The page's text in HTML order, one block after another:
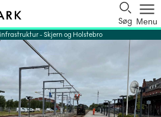
Søg Menu
- Skjern og Holstebro